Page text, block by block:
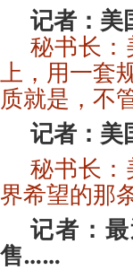
记者：美
秘书长
上，用一套
质就是，不
记者：美
秘书长
界希望的那
记者：
售……